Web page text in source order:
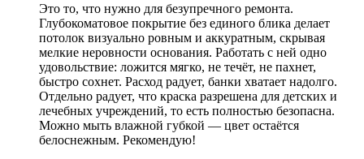
Это то, что нужно для безупречного ремонта.
Глубокоматовое покрытие без единого блика делает
потолок визуально ровным и аккуратным, скрывая
мелкие неровности основания. Работать с ней одно
удовольствие: ложится мягко, не течёт, не пахнет,
быстро сохнет. Расход радует, банки хватает надолго.
Отдельно радует, что краска разрешена для детских и
лечебных учреждений, то есть полностью безопасна.
Можно мыть влажной губкой — цвет остаётся
белоснежным. Рекомендую!